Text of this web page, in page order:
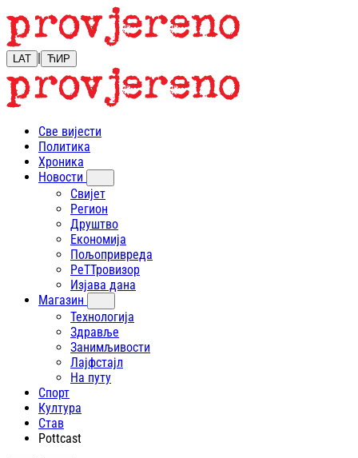
LAT | ЋИР
Све вијести
Политика
Хроника
Новости
Свијет
Регион
Друштво
Економија
Пољопривреда
РеТТровизор
Изјава дана
Магазин
Технологија
Здравље
Занимљивости
Лајфстajл
На путу
Спорт
Култура
Став
Pottcast